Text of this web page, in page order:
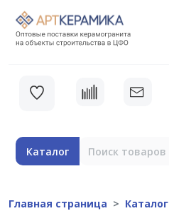
Каталог
Главная страница
Каталог